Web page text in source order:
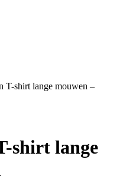
T-shirt lange mouwen –
shirt lange